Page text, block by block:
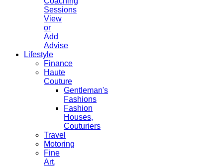
Sessions
View
or
Add
Advise
Lifestyle
Finance
Haute
Couture
Gentleman's
Fashions
Fashion
Houses,
Couturiers
Travel
Motoring
Fine
Art,